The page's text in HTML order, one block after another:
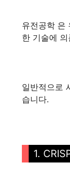
유전공학 은
한 기술에
일반적으로
습니다.
1.